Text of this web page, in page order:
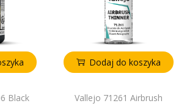
Black
Dodaj do koszyka
Vallejo 71261 Airbrush